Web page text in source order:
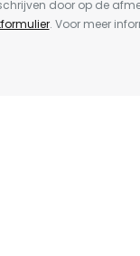
door op de
. Voor meer